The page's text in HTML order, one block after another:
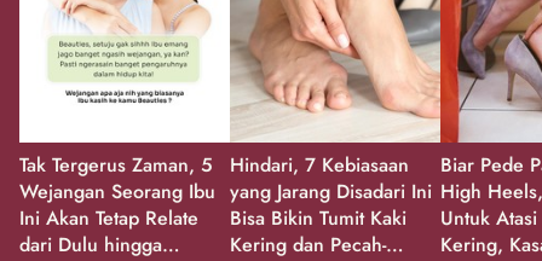
Tak Tergerus Zaman, 5
Wejangan Seorang Ibu
Ini Akan Tetap Relate
dari Dulu hingga
Hindari, 7 Kebiasaan
yang Jarang Disadari Ini
Bisa Bikin Tumit Kaki
Kering dan Pecah-
Biar Pede
High
Untuk
Kering,